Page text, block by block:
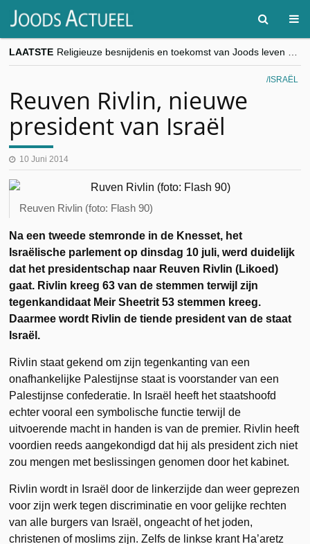
LAATSTE
“Besnijdenisdebat toont hoe moeilijk seculiere Westen minderheden begrijpt”, Jinnih Beels (Vooruit)
CITYTRIP | ROEMENIË – Boekarest: de verrassing van Oost-Europa
ISRAËL
Reuven Rivlin, nieuwe
president van Israël
10 Juni 2014
Reuven Rivlin (foto: Flash 90)
Na een tweede stemronde in de Knesset, het
Israëlische parlement op dinsdag 10 juli, werd duidelijk
dat het presidentschap naar Reuven Rivlin (Likoed)
gaat. Rivlin kreeg 63 van de stemmen terwijl zijn
tegenkandidaat Meir Sheetrit 53 stemmen kreeg.
Daarmee wordt Rivlin de tiende president van de staat
Israël.
Rivlin staat gekend om zijn tegenkanting van een
onafhankelijke Palestijnse staat is voorstander van een
Palestijnse confederatie. In Israël heeft het staatshoofd
echter vooral een symbolische functie terwijl de
uitvoerende macht in handen is van de premier. Rivlin heeft
voordien reeds aangekondigd dat hij als president zich niet
zou mengen met beslissingen genomen door het kabinet.
Rivlin wordt in Israël door de linkerzijde dan weer geprezen
voor zijn werk tegen discriminatie en voor gelijke rechten
van alle burgers van Israël, ongeacht of het joden,
christenen of moslims zijn. Zelfs de linkse krant Ha’aretz